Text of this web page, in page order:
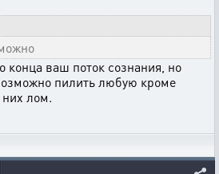
ваш поток сознания, но
пилить любую кроме
лом.